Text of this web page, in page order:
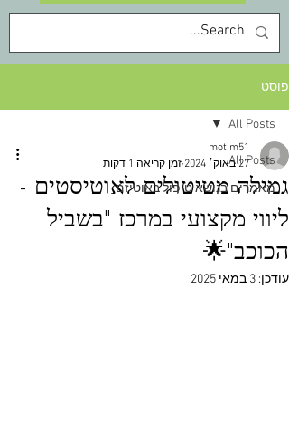
פוסט
All Posts
מאמרים בנושא טיפול באוטיזם
All Posts
גמילה מטיטולים לאוטיסטים -
ליווי מקצועי במרכז "בשביל
הכוכב"🌟
motim51
27 באוק׳ 2024
זמן קריאה 1 דקות
עודכן: 3 במאי 2025